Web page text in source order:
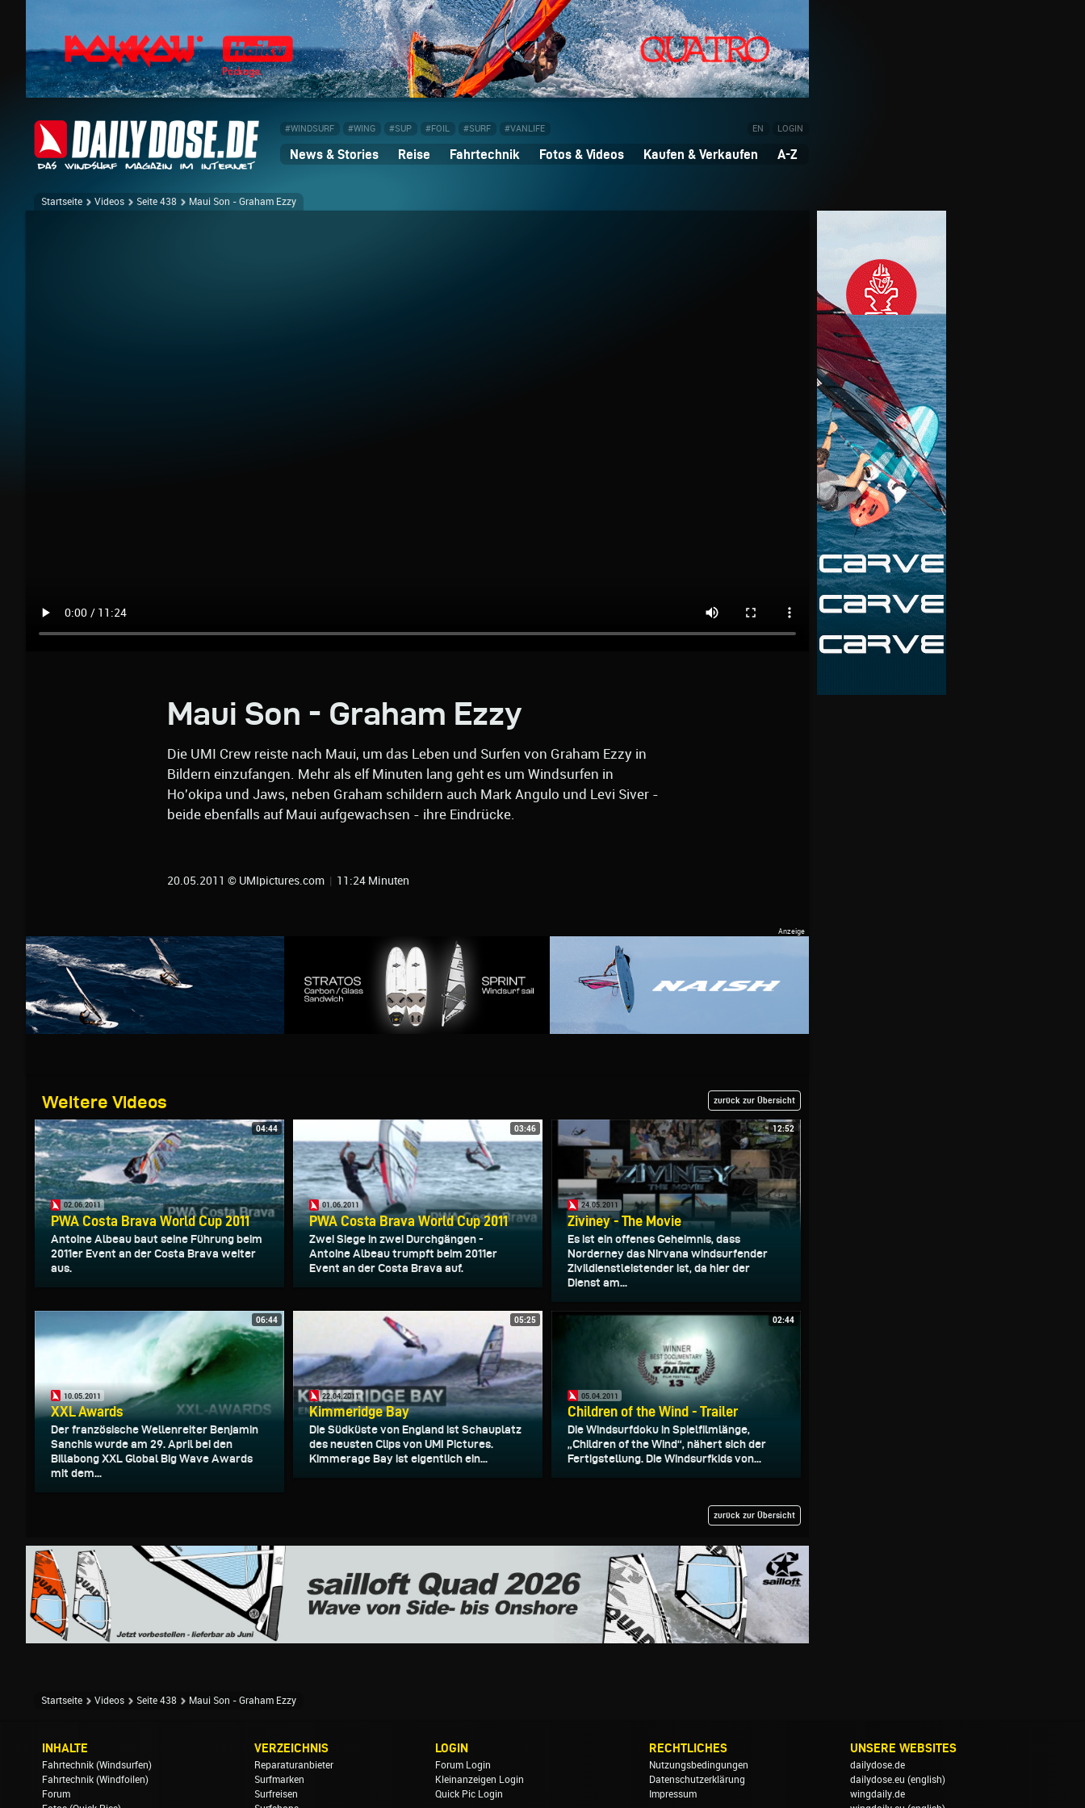
#WINDSURF #WING #SUP #FOIL #SURF #VANLIFE EN LOGIN
News & Stories Reise Fahrtechnik Fotos & Videos Kaufen & Verkaufen A-Z
Startseite Videos Seite 438 Maui Son - Graham Ezzy
Maui Son - Graham Ezzy
Die UMI Crew reiste nach Maui, um das Leben und Surfen von Graham Ezzy in
Bildern einzufangen. Mehr als elf Minuten lang geht es um Windsurfen in
Ho'okipa und Jaws, neben Graham schildern auch Mark Angulo und Levi Siver -
beide ebenfalls auf Maui aufgewachsen - ihre Eindrücke.
20.05.2011 © UMIpictures.com | 11:24 Minuten
Weitere Videos zurück zur Übersicht
04:44
02.06.2011
PWA Costa Brava World Cup 2011
Antoine Albeau baut seine Führung beim
2011er Event an der Costa Brava weiter
aus.
03:46
01.06.2011
PWA Costa Brava World Cup 2011
Zwei Siege in zwei Durchgängen -
Antoine Albeau trumpft beim 2011er
Event an der Costa Brava auf.
12:52
24.05.2011
Ziviney - The Movie
Es ist ein offenes Geheimnis, dass
Norderney das Nirvana windsurfender
Zivildienstleistender ist, da hier der
Dienst am...
06:44
10.05.2011
XXL Awards
Der französische Wellenreiter Benjamin
Sanchis wurde am 29. April bei den
Billabong XXL Global Big Wave Awards
mit dem...
05:25
22.04.2011
Kimmeridge Bay
Die Südküste von England ist Schauplatz
des neusten Clips von UMI Pictures.
Kimmerage Bay ist eigentlich ein...
02:44
05.04.2011
Children of the Wind - Trailer
Die Windsurfdoku in Spielfilmlänge,
„Children of the Wind“, nähert sich der
Fertigstellung. Die Windsurfkids von...
zurück zur Übersicht
Startseite Videos Seite 438 Maui Son - Graham Ezzy
INHALTE
Fahrtechnik (Windsurfen)
Fahrtechnik (Windfoilen)
Forum
VERZEICHNIS
Reparaturanbieter
Surfmarken
Surfreisen
LOGIN
Forum Login
Kleinanzeigen Login
Quick Pic Login
RECHTLICHES
Nutzungsbedingungen
Datenschutzerklärung
Impressum
UNSERE WEBSITES
dailydose.de
dailydose.eu (english)
wingdaily.de